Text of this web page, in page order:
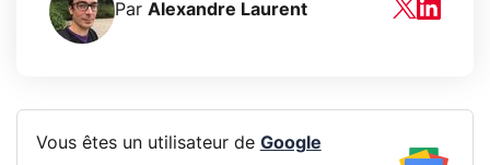
Par Alexandre Laurent
Vous êtes un utilisateur de Google